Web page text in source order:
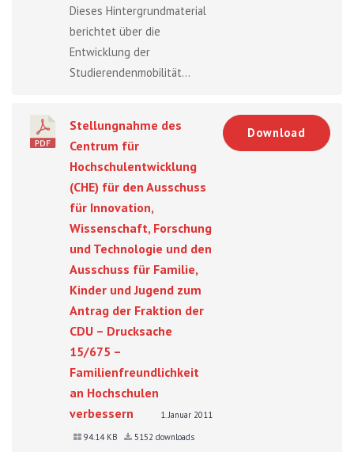
Dieses Hintergrundmaterial
berichtet über die
Entwicklung der
Studierendenmobilität...
Stellungnahme des
Centrum für
Hochschulentwicklung
(CHE) für den Ausschuss
für Innovation,
Wissenschaft, Forschung
und Technologie und den
Ausschuss für Familie,
Kinder und Jugend zum
Antrag der Fraktion der
CDU – Drucksache
15/675 –
Familienfreundlichkeit
an Hochschulen
verbessern
1. Januar 2011
94.14 KB
5152 downloads
Download